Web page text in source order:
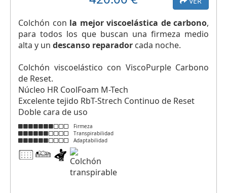
Colchón con la mejor viscoelástica de carbono,
para todos los que buscan una firmeza medio
alta y un descanso reparador cada noche.
Colchón viscoelástico con ViscoPurple Carbono
de Reset.
Núcleo HR CoolFoam M-Tech
Excelente tejido RbT-Strech Continuo de Reset
Doble cara de uso
Firmeza
Transpirabilidad
Adaptabilidad